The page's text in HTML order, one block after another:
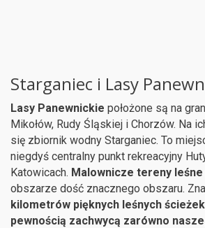
Starganiec i Lasy
Lasy Panewnickie położone są na
Mikołów, Rudy Śląskiej i Chorzów. Na
się zbiornik wodny Starganiec. To
niegdyś centralny punkt rekreacyjny
Katowicach. Malownicze tereny leśne
obszarze dość znacznego obszaru.
kilometrów pięknych leśnych
pewnością zachwycą zarówno